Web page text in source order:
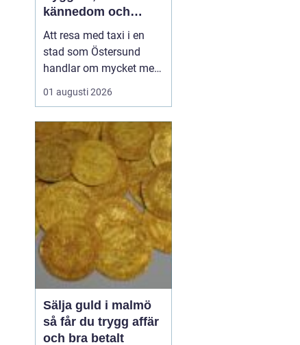
kännedom och
smidiga resor året
runt
Att resa med taxi i en
stad som Östersund
handlar om mycket mer
än att bara ta sig från
punkt A till punkt B.
lokalkännedom och
tillgänglighet spelar stor
roll, särskilt i en region
där vintern är lång, snön
ligger djup och
avstånden i...
01 augusti 2026
Sälja guld i malmö
så får du trygg affär
och bra betalt